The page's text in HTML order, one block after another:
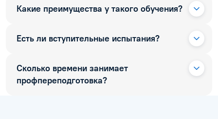
Какие преимущества у такого обучения?
Есть ли вступительные испытания?
Сколько времени занимает
профпереподготовка?